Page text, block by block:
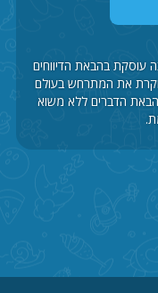
עוסקת בהבאת הדיווחים
את המתרחש בעולם
הדברים ללא משוא